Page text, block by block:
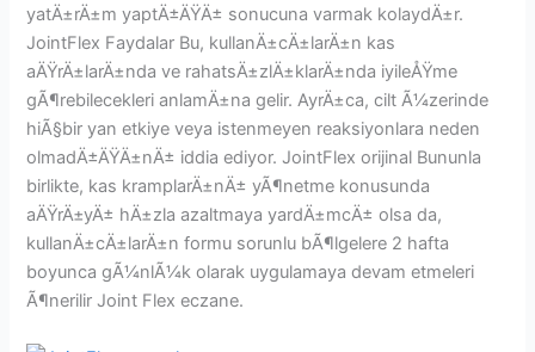
yatÄ±rÄ±m yaptÄ±ÄŸÄ± sonucuna varmak kolaydÄ±r.
JointFlex Faydalar Bu, kullanÄ±cÄ±larÄ±n kas
aÄŸrÄ±larÄ±nda ve rahatsÄ±zlÄ±klarÄ±nda iyileÅŸme
gÃ¶rebilecekleri anlamÄ±na gelir. AyrÄ±ca, cilt Ã¼zerinde
hiÃ§bir yan etkiye veya istenmeyen reaksiyonlara neden
olmadÄ±ÄŸÄ±nÄ± iddia ediyor. JointFlex orijinal Bununla
birlikte, kas kramplarÄ±nÄ± yÃ¶netme konusunda
aÄŸrÄ±yÄ± hÄ±zla azaltmaya yardÄ±mcÄ± olsa da,
kullanÄ±cÄ±larÄ±n formu sorunlu bÃ¶lgelere 2 hafta
boyunca gÃ¼nlÃ¼k olarak uygulamaya devam etmeleri
Ã¶nerilir Joint Flex eczane.